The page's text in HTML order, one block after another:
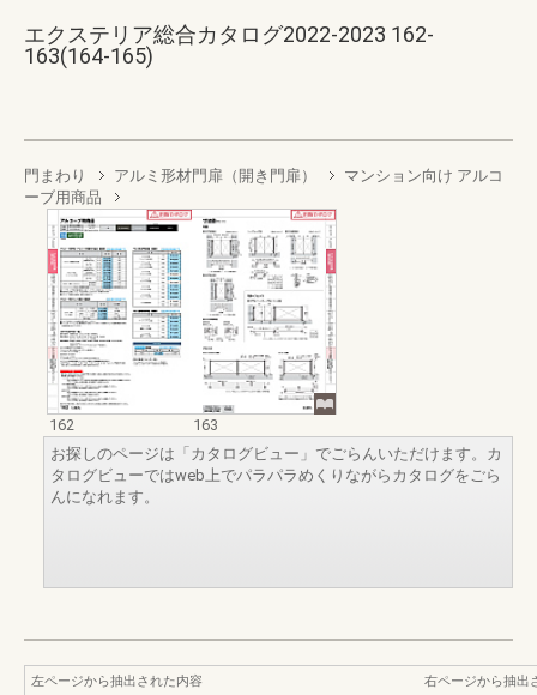
エクステリア総合カタログ2022-2023 162-
163(164-165)
門まわり アルミ形材門扉（開き門扉）
マンション向け アルコ
ーブ用商品
162
163
お探しのページは「カタログビュー」でごらんいただけます。カ
タログビューではweb上でパラパラめくりながらカタログをごら
んになれます。
左ページから抽出された内容
右ページから抽出